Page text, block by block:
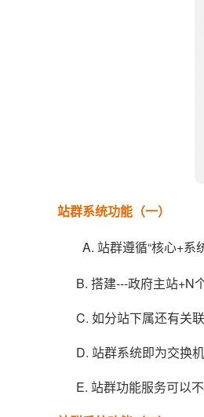
站群系统功能（一）
A. 站群遵循“核心+系
B. 搭建---政府主站+N个
C. 如分站下属还有关
D. 站群系统即为交换
E. 站群功能服务可以不